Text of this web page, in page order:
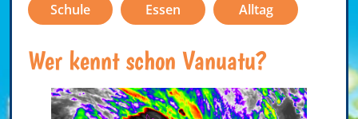
Schule
Essen Alltag
Wer kennt schon Vanuatu?